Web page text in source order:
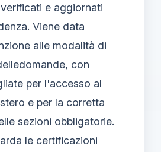
e aggiornati
Viene data
alle modalità di
con
per l'accesso al
e per la corretta
sezioni obbligatorie.
le certificazioni